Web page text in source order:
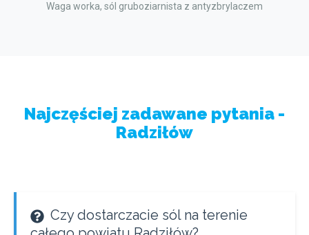
Waga worka, sól gruboziarnista z antyzbrylaczem
Najczęściej zadawane pytania -
Radziłów
Czy dostarczacie sól na terenie